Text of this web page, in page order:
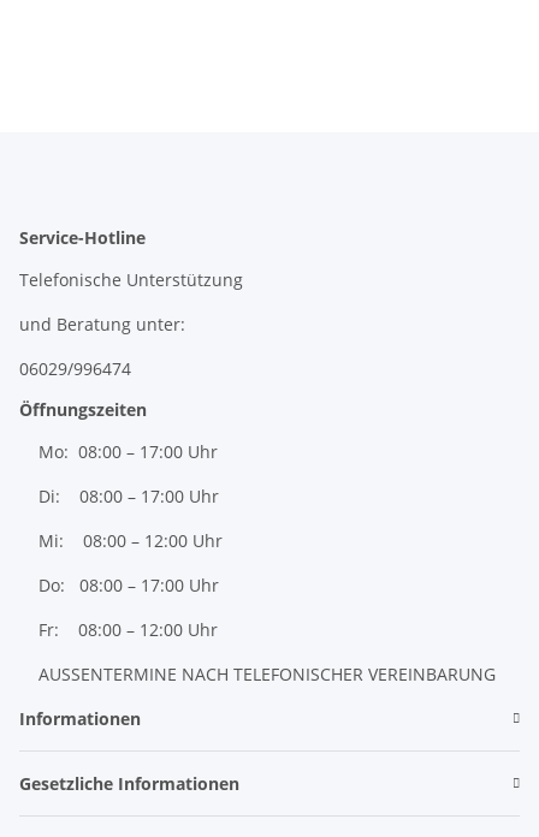
Service-Hotline
Telefonische Unterstützung
und Beratung unter:
06029/996474
Öffnungszeiten
Mo: 08:00 – 17:00 Uhr
Di: 08:00 – 17:00 Uhr
Mi: 08:00 – 12:00 Uhr
Do: 08:00 – 17:00 Uhr
Fr: 08:00 – 12:00 Uhr
AUSSENTERMINE NACH TELEFONISCHER VEREINBARUNG
Informationen
Gesetzliche Informationen